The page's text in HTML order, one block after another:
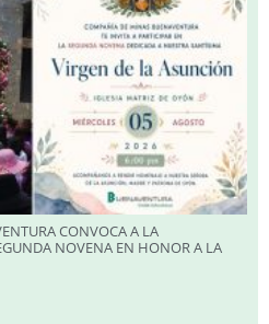
CONVOCA A LA
NOVENA EN HONOR A LA